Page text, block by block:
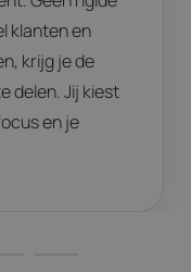
klanten en
krijg je de
delen. Jij kiest
en je